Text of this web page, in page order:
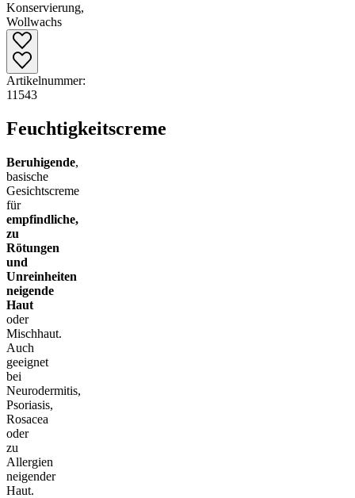
Artikelnummer:
11543
Feuchtigkeitscreme
Beruhigende,
basische
Gesichtscreme
für
empfindliche,
zu
Rötungen
und
Unreinheiten
neigende
Haut
oder
Mischhaut.
Auch
geeignet
bei
Neurodermitis,
Psoriasis,
Rosacea
oder
zu
Allergien
neigender
Haut.